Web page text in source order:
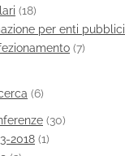
(18)
per enti pubblici
(7)
(6)
(30)
2018 (1)